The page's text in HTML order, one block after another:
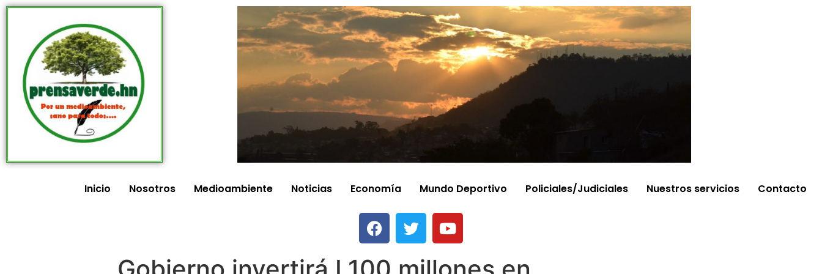
Inicio Nosotros Medioambiente Noticias Economía Mundo Deportivo Policiales/Judiciales Nuestros servicios Contacto